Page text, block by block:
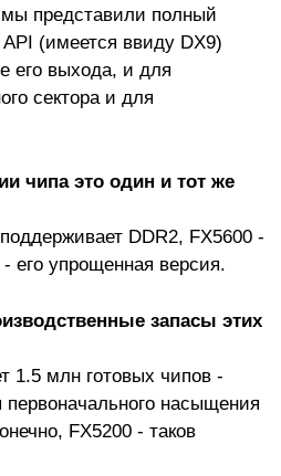
представили полный
API (имеется ввиду DX9)
его выхода, и для
сектора и для
чипа это один и тот же
DDR2, FX5600 -
его упрощенная версия.
запасы этих
1.5 млн готовых чипов -
первоначального насыщения
FX5200 - таков